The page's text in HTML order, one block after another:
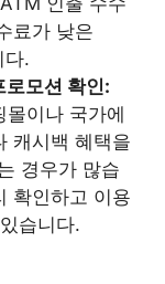
료가 낮은
다.
모션 확인:
이나 국가에
캐시백 혜택을
경우가 많습
확인하고 이용
습니다.